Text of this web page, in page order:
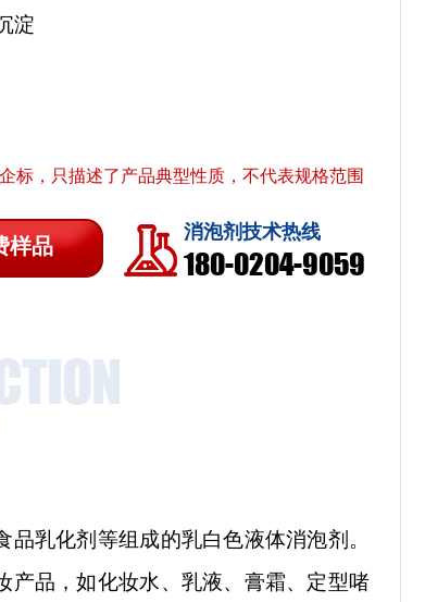
淀
标，只描述了产品典型性质，不代表规格范围
样品
消泡剂技术热线
180-0204-9059
乳化剂等组成的乳白色液体消泡剂。
产品，如化妆水、乳液、膏霜、定型啫